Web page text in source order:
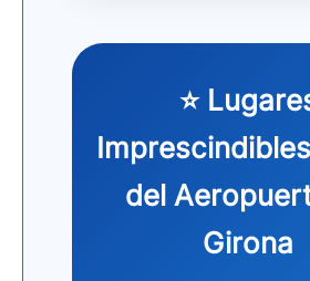
⭐
del
Girona